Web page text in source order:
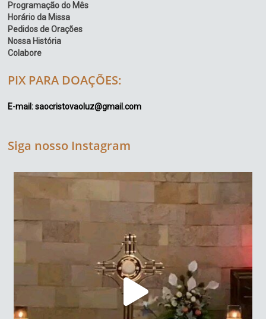
Programação do Mês
Horário da Missa
Pedidos de Orações
Nossa História
Colabore
PIX PARA DOAÇÕES:
E-mail: saocristovaoluz@gmail.com
Siga nosso Instagram